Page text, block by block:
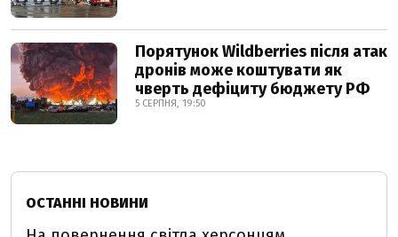
Порятунок Wildberries після атак
дронів може коштувати як
чверть дефіциту бюджету РФ
5 СЕРПНЯ, 19:50
ОСТАННІ НОВИНИ